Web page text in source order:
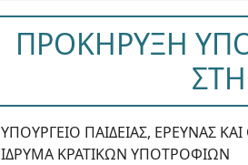
ΠΡΟΚΗΡΥΞΗ
ΥΠΟΥΡΓΕΙΟ ΠΑΙΔΕΙΑΣ, ΕΡΕΥΝΑΣ
ΙΔΡΥΜΑ ΚΡΑΤΙΚΩΝ ΥΠΟΤΡΟΦΙΩΝ